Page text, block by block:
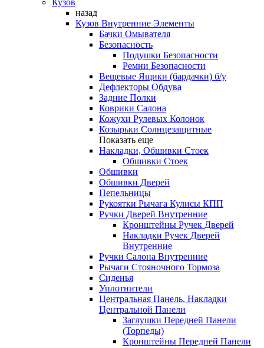
Кузов
назад
Кузов Внутренние Элементы
Бачки Омывателя
Безопасность
Подушки Безопасности
Ремни Безопасности
Вещевые Ящики (бардачки) б/у
Дефлекторы Обдува
Задние Полки
Коврики Салона
Кожухи Рулевых Колонок
Козырьки Солнцезащитные
Показать еще
Накладки, Обшивки Стоек
Обшивки Стоек
Обшивки
Обшивки Дверей
Пепельницы
Рукоятки Рычага Кулисы КПП
Ручки Дверей Внутренние
Кронштейны Ручек Дверей
Накладки Ручек Дверей
Внутренние
Ручки Салона Внутренние
Рычаги Стояночного Тормоза
Сиденья
Уплотнители
Центральная Панель, Накладки
Центральной Панели
Заглушки Передней Панели
(Торпеды)
Кронштейны Передней Панели